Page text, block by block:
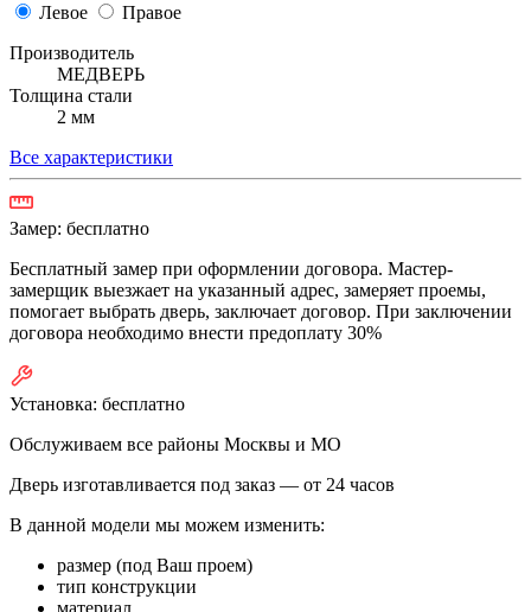
Левое
Правое
Производитель
МЕДВЕРЬ
Толщина стали
2 мм
Все характеристики
Замер: бесплатно
Бесплатный замер при оформлении договора. Мастер-
замерщик выезжает на указанный адрес, замеряет проемы,
помогает выбрать дверь, заключает договор. При заключении
договора необходимо внести предоплату 30%
Установка: бесплатно
Обслуживаем все районы Москвы и МО
Дверь изготавливается под заказ — от 24 часов
В данной модели мы можем изменить:
размер (под Ваш проем)
тип конструкции
материал